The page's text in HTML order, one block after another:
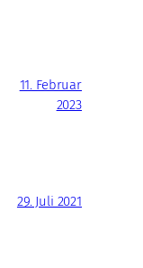
11. Februar
2023
29. Juli 2021